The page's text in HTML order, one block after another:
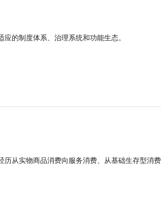
的制度体系、治理系统和功能生态。
从实物商品消费向服务消费、从基础生存型消